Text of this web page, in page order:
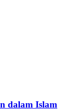
dalam Islam